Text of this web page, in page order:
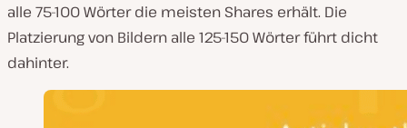
alle 75-100 Wörter die meisten Shares erhält. Die
Platzierung von Bildern alle 125-150 Wörter führt dicht
dahinter.